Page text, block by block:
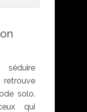
solo.
qui